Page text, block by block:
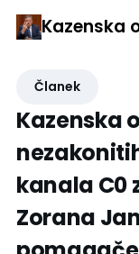
Članek
Kazenska
kanala C0
Zorana